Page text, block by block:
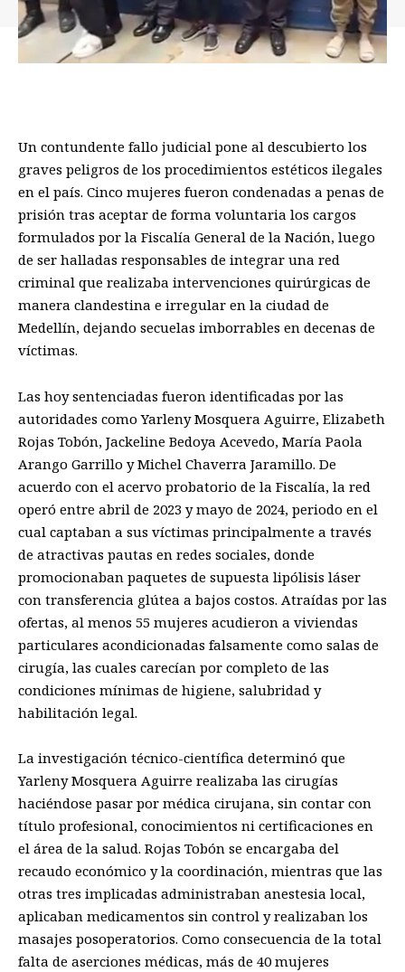
Un contundente fallo judicial pone al descubierto los
graves peligros de los procedimientos estéticos ilegales
en el país. Cinco mujeres fueron condenadas a penas de
prisión tras aceptar de forma voluntaria los cargos
formulados por la Fiscalía General de la Nación, luego
de ser halladas responsables de integrar una red
criminal que realizaba intervenciones quirúrgicas de
manera clandestina e irregular en la ciudad de
Medellín, dejando secuelas imborrables en decenas de
víctimas.
Las hoy sentenciadas fueron identificadas por las
autoridades como Yarleny Mosquera Aguirre, Elizabeth
Rojas Tobón, Jackeline Bedoya Acevedo, María Paola
Arango Garrillo y Michel Chaverra Jaramillo. De
acuerdo con el acervo probatorio de la Fiscalía, la red
operó entre abril de 2023 y mayo de 2024, periodo en el
cual captaban a sus víctimas principalmente a través
de atractivas pautas en redes sociales, donde
promocionaban paquetes de supuesta lipólisis láser
con transferencia glútea a bajos costos. Atraídas por las
ofertas, al menos 55 mujeres acudieron a viviendas
particulares acondicionadas falsamente como salas de
cirugía, las cuales carecían por completo de las
condiciones mínimas de higiene, salubridad y
habilitación legal.
La investigación técnico-científica determinó que
Yarleny Mosquera Aguirre realizaba las cirugías
haciéndose pasar por médica cirujana, sin contar con
título profesional, conocimientos ni certificaciones en
el área de la salud. Rojas Tobón se encargaba del
recaudo económico y la coordinación, mientras que las
otras tres implicadas administraban anestesia local,
aplicaban medicamentos sin control y realizaban los
masajes posoperatorios. Como consecuencia de la total
falta de aserciones médicas, más de 40 mujeres